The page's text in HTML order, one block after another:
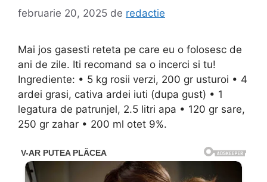
februarie 20, 2025 de redactie
Mai jos gasesti reteta pe care eu o folosesc de
ani de zile. Iti recomand sa o incerci si tu!
Ingrediente: • 5 kg rosii verzi, 200 gr usturoi • 4
ardei grasi, cativa ardei iuti (dupa gust) • 1
legatura de patrunjel, 2.5 litri apa • 120 gr sare,
250 gr zahar • 200 ml otet 9%.